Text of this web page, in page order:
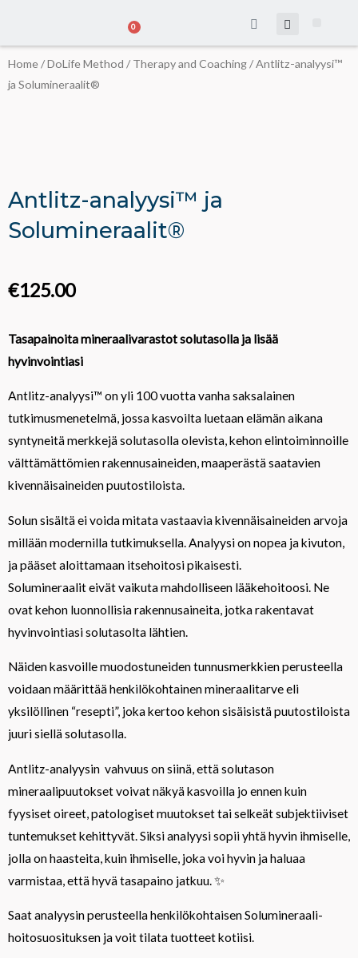
0
CART
Home/DoLife Method /Therapy and Coaching/ Antlitz-analyysi™
ja Solumineraalit®
Antlitz-analyysi™ ja
Solumineraalit®
€125.00
Tasapainoita mineraalivarastot solutasolla ja lisää
hyvinvointiasi
Antlitz-analyysi™ on yli 100 vuotta vanha saksalainen
tutkimusmenetelmä, jossa kasvoilta luetaan elämän aikana
syntyneitä merkkejä solutasolla olevista, kehon elintoiminnoille
välttämättömien rakennusaineiden, maaperästä saatavien
kivennäisaineiden puutostiloista.
Solun sisältä ei voida mitata vastaavia kivennäisaineiden arvoja
millään modernilla tutkimuksella. Analyysi on nopea ja kivuton,
ja pääset aloittamaan itsehoitosi pikaisesti.
Solumineraalit eivät vaikuta mahdolliseen lääkehoitoosi. Ne
ovat kehon luonnollisia rakennusaineita, jotka rakentavat
hyvinvointiasi solutasolta lähtien.
Näiden kasvoille muodostuneiden tunnusmerkkien perusteella
voidaan määrittää henkilökohtainen mineraalitarve eli
yksilöllinen “resepti”, joka kertoo kehon sisäisistä puutostiloista
juuri siellä solutasolla.
Antlitz-analyysin vahvuus on siinä, että solutason
mineraalipuutokset voivat näkyä kasvoilla jo ennen kuin
fyysiset oireet, patologiset muutokset tai selkeät subjektiiviset
tuntemukset kehittyvät. Siksi analyysi sopii yhtä hyvin ihmiselle,
jolla on haasteita, kuin ihmiselle, joka voi hyvin ja haluaa
varmistaa, että hyvä tasapaino jatkuu. ✨
Saat analyysin perusteella henkilökohtaisen Solumineraali-
hoitosuosituksen ja voit tilata tuotteet kotiisi.